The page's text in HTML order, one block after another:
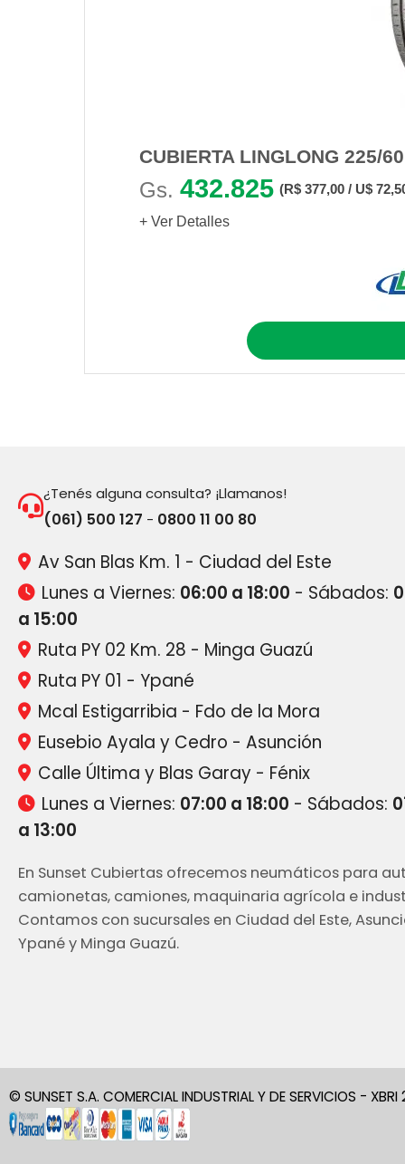
CUBIERTA LINGLONG 225/
Gs. 432.825 (R$ 377,00 / U$
+ Ver Detalles
¿Tenés alguna consulta? ¡Llamanos!
(061) 500 127 - 0800 11 00 80
Av San Blas Km. 1 - Ciudad del Este
Lunes a Viernes: 06:00 a 18:00 - Sábados:
a 15:00
Ruta PY 02 Km. 28 - Minga Guazú
Ruta PY 01 - Ypané
Mcal Estigarribia - Fdo de la Mora
Eusebio Ayala y Cedro - Asunción
Calle Última y Blas Garay - Fénix
Lunes a Viernes: 07:00 a 18:00 - Sábados:
a 13:00
En Sunset Cubiertas ofrecemos neumáticos para
camionetas, camiones, maquinaria agrícola e
Contamos con sucursales en Ciudad del Este,
Ypané y Minga Guazú.
© SUNSET S.A. COMERCIAL INDUSTRIAL Y DE SERVICIOS -